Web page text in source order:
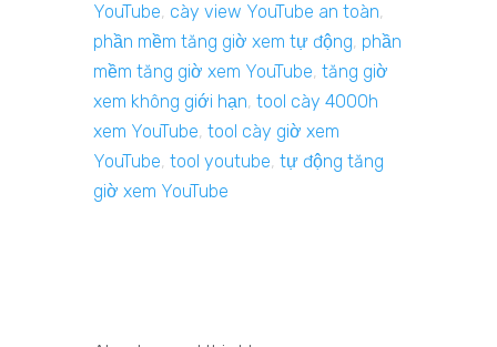
YouTube, cày view YouTube an toàn,
phần mềm tăng giờ xem tự động, phần
mềm tăng giờ xem YouTube, tăng giờ
xem không giới hạn, tool cày 4000h
xem YouTube, tool cày giờ xem
YouTube, tool youtube, tự động tăng
giờ xem YouTube